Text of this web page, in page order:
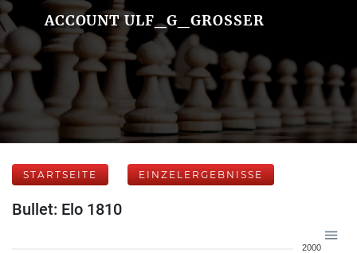
ACCOUNT ULF_G_GROSSER
STARTSEITE EINZELERGEBNISSE
Bullet: Elo 1810
2000